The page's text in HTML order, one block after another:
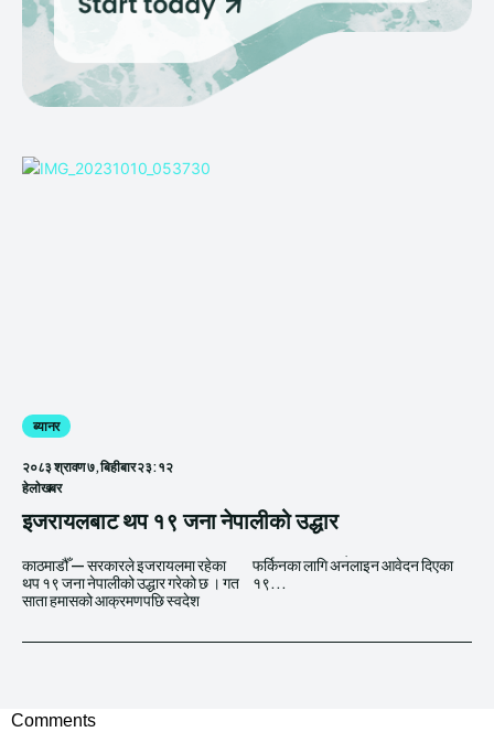
ब्यानर
२०८३ श्रावण ७, बिहीबार २३:१२
हेलाेखबर
इजरायलबाट थप १९ जना नेपालीको उद्धार
काठमाडौँ — सरकारले इजरायलमा रहेका
थप १९ जना नेपालीको उद्धार गरेको छ । गत
साता हमासको आक्रमणपछि स्वदेश
फर्किनका लागि अनलाइन आवेदन दिएका
१९...
Comments